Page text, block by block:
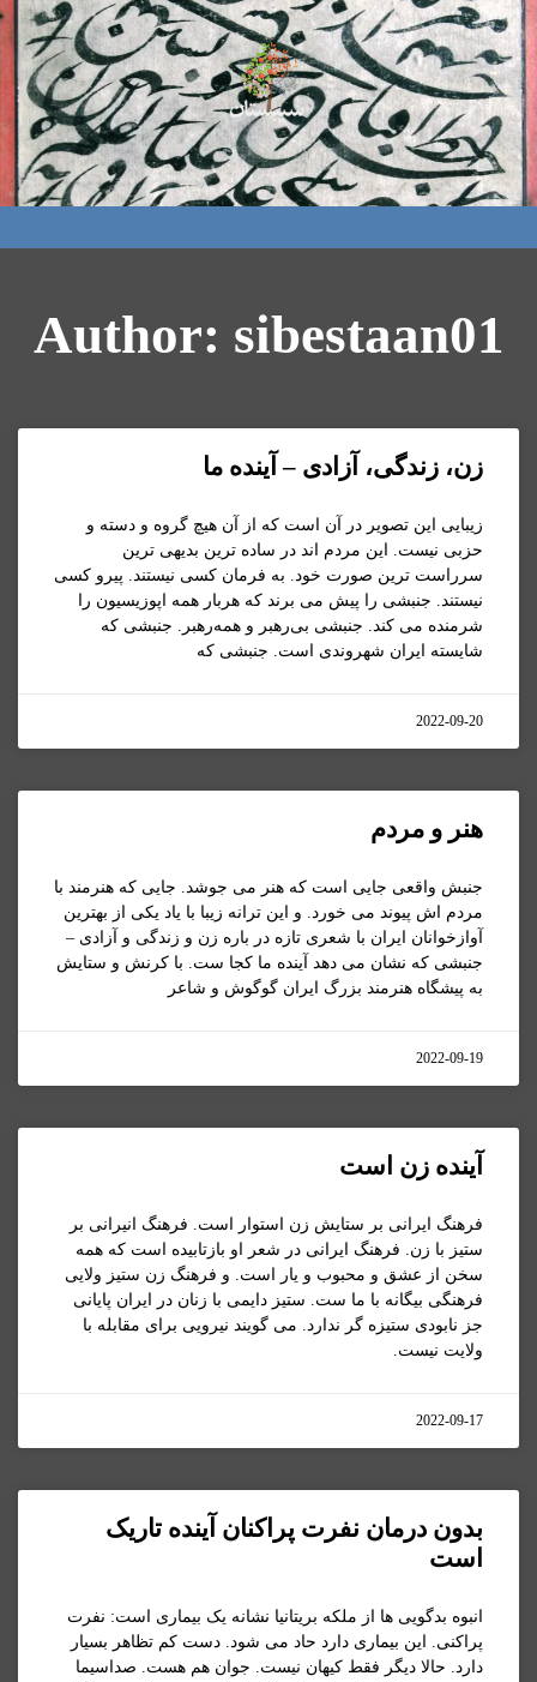
Author: sibestaan01
زن، زندگی، آزادی – آینده ما
زیبایی این تصویر در آن است که از آن هیچ گروه و دسته و
حزبی نیست. این مردم اند در ساده ترین بدیهی ترین
سرراست ترین صورت خود. به فرمان کسی نیستند. پیرو کسی
نیستند. جنبشی را پیش می برند که هربار همه اپوزیسیون را
شرمنده می کند. جنبشی بی‌رهبر و همه‌رهبر. جنبشی که
شایسته ایران شهروندی است. جنبشی که
2022-09-20
هنر و مردم
جنبش واقعی جایی است که هنر می جوشد. جایی که هنرمند با
مردم اش پیوند می خورد. و این ترانه زیبا با یاد یکی از بهترین
آوازخوانان ایران با شعری تازه در باره زن و زندگی و آزادی –
جنبشی که نشان می دهد آینده ما کجا ست. با کرنش و ستایش
به پیشگاه هنرمند بزرگ ایران گوگوش و شاعر
2022-09-19
آینده زن است
فرهنگ ایرانی بر ستایش زن استوار است. فرهنگ انیرانی بر
ستیز با زن. فرهنگ ایرانی در شعر او بازتابیده است که همه
سخن از عشق و محبوب و یار است. و فرهنگ زن ستیز ولایی
فرهنگی بیگانه با ما ست. ستیز دایمی با زنان در ایران پایانی
جز نابودی ستیزه گر ندارد. می گویند نیرویی برای مقابله با
ولایت نیست.
2022-09-17
بدون درمان نفرت پراکنان آینده تاریک
است
انبوه بدگویی ها از ملکه بریتانیا نشانه یک بیماری است: نفرت
پراکنی. این بیماری دارد حاد می شود. دست کم تظاهر بسیار
دارد. حالا دیگر فقط کیهان نیست. جوان هم هست. صداسیما